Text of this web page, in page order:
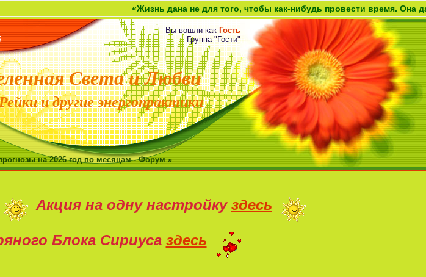
«Жизнь дана не для того, чтобы как-нибудь провести время. Она дана как
Вы вошли как Гость
Группа"Гости"
Света и Любви
и другие энергопрактики
на 2026 год по месяцам - Форум »
Акция на одну настройку здесь
Блока Сириуса здесь